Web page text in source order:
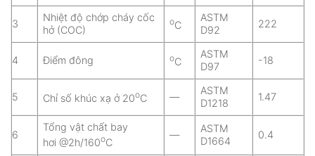
3
Nhiệt độ chớp cháy cốc
hở (COC)
oC
ASTM
D92
222
4 Điểm đông oC
ASTM
D97
-18
5 Chỉ số khúc xạ ở 20oC —
ASTM
D1218
1.47
6
Tổng vật chất bay
hơi @2h/160oC
—
ASTM
D1664
0.4